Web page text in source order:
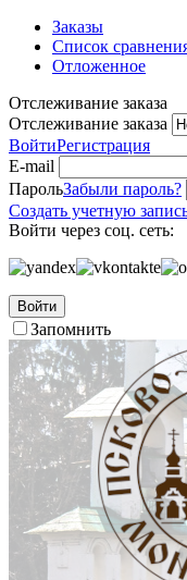
Заказы
Список
Отложенное
Отслеживание заказа
Отслеживание заказа
ВойтиРегистрация
E-mail
ПарольЗабыли пароль?
Создать учетную
Войти через соц. сеть:
Войти
Запомнить